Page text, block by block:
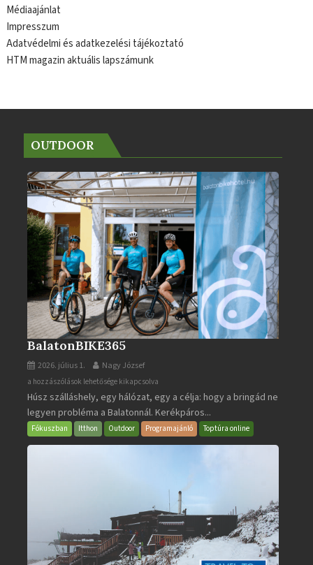
Médiaajánlat
Impresszum
Adatvédelmi és adatkezelési tájékoztató
HTM magazin aktuális lapszámunk
OUTDOOR
BalatonBIKE365
2026. július 1. Nagy József
BalatonBIKE365
bejegyzéshez
a hozzászólások lehetősége kikapcsolva
Húsz szálláshely, egy hálózat, egy a célja: hogy a bringád ne
legyen probléma a Balatonnál. Kerékpáros...
Fókuszban Itthon Outdoor Programajánló Toptúra online